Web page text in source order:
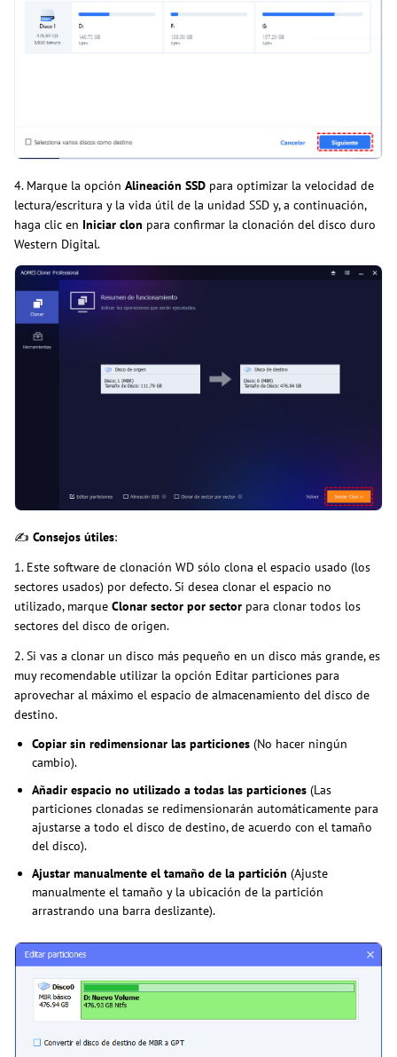
4. Marque la opción Alineación SSD para optimizar la velocidad de
lectura/escritura y la vida útil de la unidad SSD y, a continuación,
haga clic en Iniciar clon para confirmar la clonación del disco duro
Western Digital.
✍ Consejos útiles:
1. Este software de clonación WD sólo clona el espacio usado (los
sectores usados) por defecto. Si desea clonar el espacio no
utilizado, marque Clonar sector por sector para clonar todos los
sectores del disco de origen.
2. Si vas a clonar un disco más pequeño en un disco más grande, es
muy recomendable utilizar la opción Editar particiones para
aprovechar al máximo el espacio de almacenamiento del disco de
destino.
Copiar sin redimensionar las particiones (No hacer ningún
cambio).
Añadir espacio no utilizado a todas las particiones (Las
particiones clonadas se redimensionarán automáticamente para
ajustarse a todo el disco de destino, de acuerdo con el tamaño
del disco).
Ajustar manualmente el tamaño de la partición (Ajuste
manualmente el tamaño y la ubicación de la partición
arrastrando una barra deslizante).